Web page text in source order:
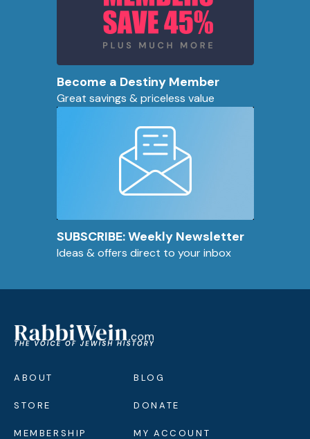
Become a Destiny Member
Great savings & priceless value
SUBSCRIBE: Weekly Newsletter
Ideas & offers direct to your inbox
ABOUT
STORE
MEMBERSHIP
BLOG
DONATE
MY ACCOUNT